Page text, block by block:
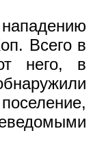
Всего в
него, в